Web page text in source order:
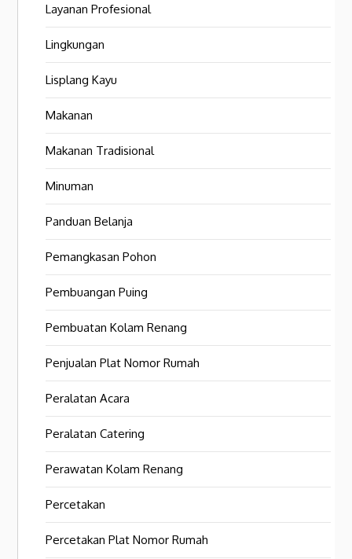
Layanan Profesional
Lingkungan
Lisplang Kayu
Makanan
Makanan Tradisional
Minuman
Panduan Belanja
Pemangkasan Pohon
Pembuangan Puing
Pembuatan Kolam Renang
Penjualan Plat Nomor Rumah
Peralatan Acara
Peralatan Catering
Perawatan Kolam Renang
Percetakan
Percetakan Plat Nomor Rumah